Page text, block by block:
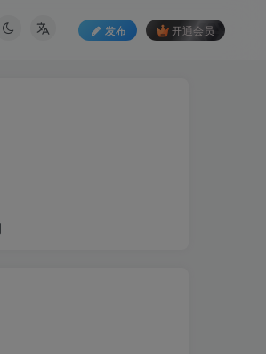
发布 开通会员